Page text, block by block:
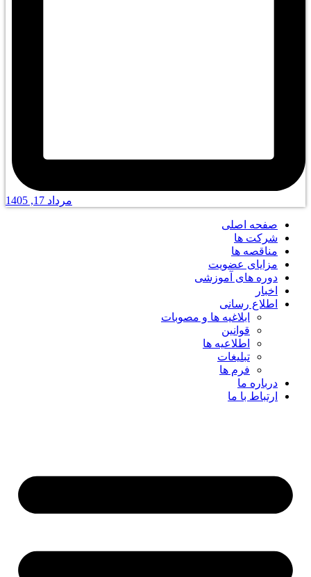
مرداد 17, 1405
صفحه اصلی
شرکت ها
مناقصه ها
مزایای عضویت
دوره های آموزشی
اخبار
اطلاع رسانی
ابلاغیه ها و مصوبات
قوانین
اطلاعیه ها
تبلیغات
فرم ها
درباره ما
ارتباط با ما